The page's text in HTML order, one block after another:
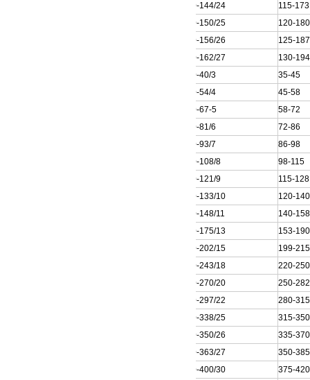
150QJ20-144/24
115-173
150QJ20-150/25
120-180
150QJ20-156/26
125-187
150QJ20-162/27
130-194
200QJ20-40/3
35-45
200QJ20-54/4
45-58
200QJ20-67-5
58-72
200QJ20-81/6
72-86
200QJ20-93/7
86-98
200QJ20-108/8
98-115
200QJ20-121/9
115-128
200QJ20-133/10
120-140
200QJ20-148/11
140-158
200QJ20-175/13
153-190
200QJ20-202/15
199-215
200QJ20-243/18
220-250
200QJ20-270/20
250-282
200QJ20-297/22
280-315
200QJ20-338/25
315-350
200QJ20-350/26
335-370
200QJ20-363/27
350-385
200QJ20-400/30
375-420